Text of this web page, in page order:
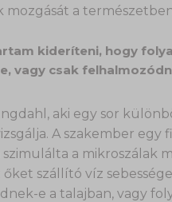
mozgását a
kideríteni, hogy
vagy csak
aki egy sor
A szakember
a mikroszálak
őket szállító víz
e a talajban, vagy